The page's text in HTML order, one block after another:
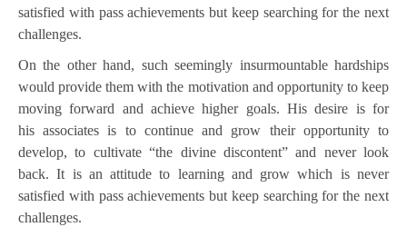
satisfied with pass achievements but keep searching for the next
challenges.
On the other hand, such seemingly insurmountable hardships
would provide them with the motivation and opportunity to keep
moving forward and achieve higher goals. His desire is for
his associates is to continue and grow their opportunity to
develop, to cultivate “the divine discontent” and never look
back. It is an attitude to learning and grow which is never
satisfied with pass achievements but keep searching for the next
challenges.